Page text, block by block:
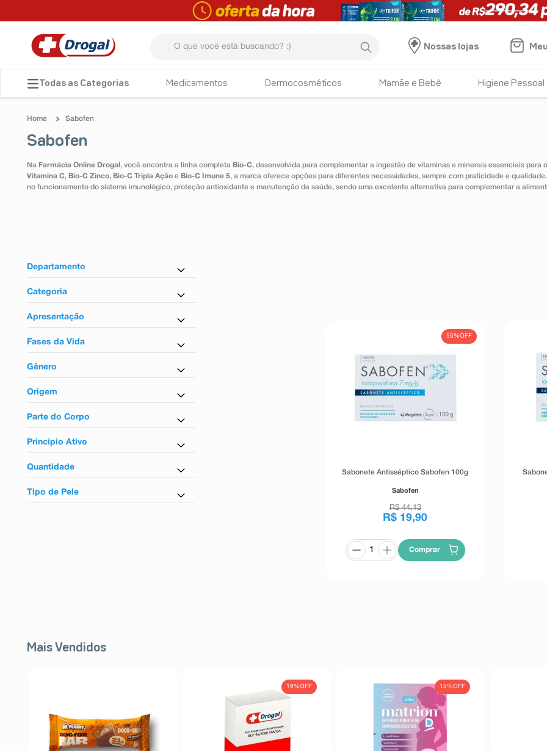
Nossas lojas
Medicamentos Dermocosméticos Mamãe e Bebê Higiene Pessoal
Sabofen
Sabofen
Na Farmácia Online Drogal , você encontra a linha completa Bio-C, desenvolvida para complementar a ingestão de vitaminas e minerais essenciais
Vitamina C, Bio-C Zinco, Bio-C Tripla Ação e Bio-C Imune 5, a marca oferece opções para diferentes necessidades, sempre com praticidade e
no funcionamento do sistema imunológico, proteção antioxidante e manutenção da saúde, sendo uma excelente alternativa para complementar a
Departamento
Higiene Pessoal
Categoria
Sabonete em Barra
Apresentação
Em barra
Fases da Vida
Para adulto e infantil
Gênero
Unissex
Origem
Nacional
Parte do Corpo
Para o corpo
Princípio Ativo
Iodopovidona
Quantidade
100g
50g
Tipo de Pele
55%OFF
Sabonete Antisséptico Sabofen 100g
Sabofen
R$ 44,13
R$ 19,90
Comprar
Mais Vendidos
19%OFF 15%OFF
TERMOS MAIS BUSCADOS
4º lenço umedecido
5º tadalafila
9º teste gravidez
esmalte